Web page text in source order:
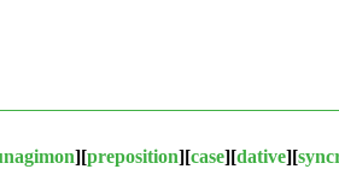
][preposition][case][dative][